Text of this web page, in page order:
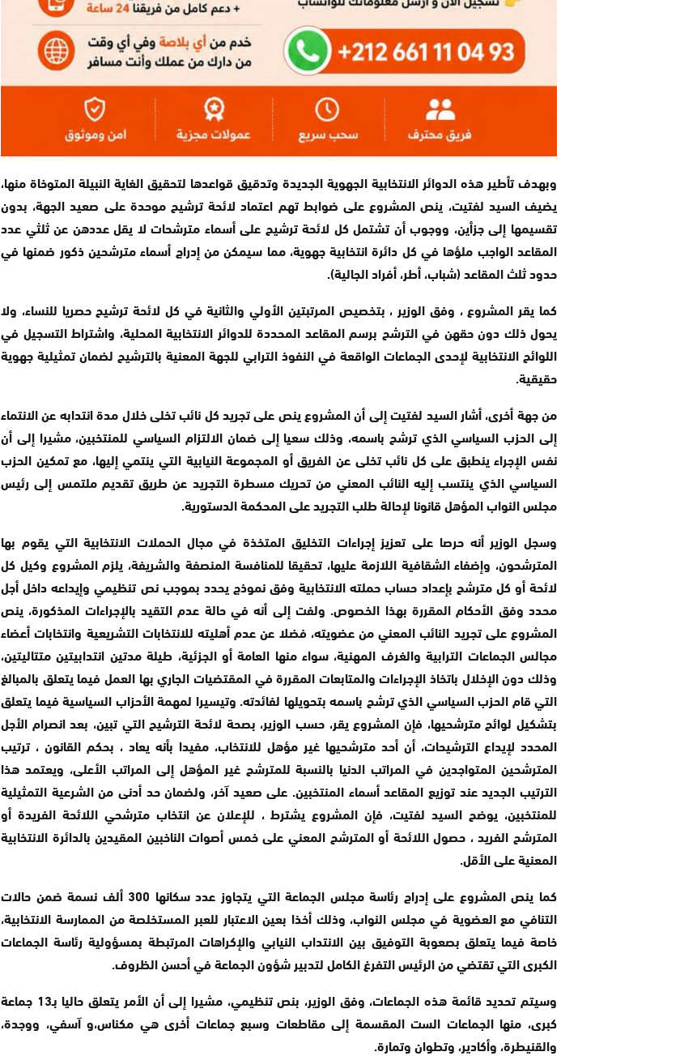
وبهدف تأطير هذه الدوائر الانتخابية الجهوية الجديدة وتدقيق قواعدها لتحقيق الغاية النبيلة المتوخاة منها،
يضيف السيد لفتيت، ينص المشروع على ضوابط تهم اعتماد لائحة ترشيح موحدة على صعيد الجهة، بدون
تقسيمها إلى جزأين، ووجوب أن تشتمل كل لائحة ترشيح على أسماء مترشحات لا يقل عددهن عن ثلثي عدد
المقاعد الواجب ملؤها في كل دائرة انتخابية جهوية، مما سيمكن من إدراج أسماء مترشحين ذكور ضمنها في
حدود ثلث المقاعد (شباب، أطر، أفراد الجالية).
كما يقر المشروع ، وفق الوزير ، بتخصيص المرتبتين الأولي والثانية في كل لائحة ترشیح حصريا للنساء، ولا
يحول ذلك دون حقهن في الترشح برسم المقاعد المحددة للدوائر الانتخابية المحلية، واشتراط التسجيل في
اللوائح الانتخابية لإحدى الجماعات الواقعة في النفوذ الترابي للجهة المعنية بالترشيح لضمان تمثيلية جهوية
حقيقية.
من جهة أخرى، أشار السيد لفتيت إلى أن المشروع ينص على تجريد كل نائب تخلى خلال مدة انتدابه عن الانتماء
إلى الحزب السیاسي الذي ترشح باسمه، وذلك سعيا إلى ضمان الالتزام السياسي للمنتخبين، مشيرا إلى أن
نفس الإجراء ينطبق على كل نائب تخلى عن الفريق أو المجموعة النیابية التي ينتمي إليها، مع تمكين الحزب
السياسي الذي ينتسب إليه النائب المعني من تحريك مسطرة التجريد عن طريق تقديم ملتمس إلى رئيس
مجلس النواب المؤهل قانونا لإحالة طلب التجريد على المحكمة الدستورية.
وسجل الوزير أنه حرصا على تعزيز إجراءات التخليق المتخذة في مجال الحملات الانتخابية التي يقوم بها
المترشحون، وإضفاء الشقافية اللازمة عليها، تحقيقا للمنافسة المنصفة والشريفة، يلزم المشروع وكيل كل
لائحة أو كل مترشح بإعداد حساب حملته الانتخابية وفق نموذج يحدد بموجب نص تنظيمي وإيداعه داخل أجل
محدد وفق الأحكام المقررة بهذا الخصوص. ولفت إلى أنه في حالة عدم التقيد بالإجراءات المذكورة، ينص
المشروع على تجريد النائب المعني من عضويته، فضلا عن عدم أهليته للانتخابات التشريعية وانتخابات أعضاء
مجالس الجماعات الترابية والغرف المهنية، سواء منها العامة أو الجزئية، طيلة مدتين انتدابيتين متتاليتين،
وذلك دون الإخلال باتخاذ الإجراءات والمتابعات المقررة في المقتضيات الجاري بها العمل فيما يتعلق بالمبالغ
التي قام الحزب السياسي الذي ترشح باسمه بتحويلها لفائدته. وتيسيرا لمهمة الأحزاب السياسية فيما يتعلق
بتشكيل لوائح مترشحيها، فإن المشروع يقر، حسب الوزير، بصحة لائحة الترشيح التي تبين، بعد انصرام الأجل
المحدد لإيداع الترشيحات، أن أحد مترشحيها غير مؤهل للانتخاب، مفيدا بأنه يعاد ، بحكم القانون ، ترتیب
المترشحين المتواجدين في المراتب الدنیا بالنسبة للمترشح غير المؤهل إلى المراتب الأعلى، ويعتمد هذا
الترتيب الجديد عند توزيع المقاعد أسماء المنتخبين. على صعيد آخر، ولضمان حد أدنى من الشرعية التمثيلية
للمنتخبين، يوضح السيد لفتيت، فإن المشروع يشترط ، للإعلان عن انتخاب مترشحي اللائحة الفريدة أو
المترشح الفريد ، حصول اللائحة أو المترشح المعني على خمس أصوات الناخبين المقيدين بالدائرة الانتخابية
المعنية على الأقل.
كما ينص المشروع على إدراج رئاسة مجلس الجماعة التي يتجاوز عدد سكانها 300 ألف نسمة ضمن حالات
التنافي مع العضوية في مجلس النواب، وذلك أخذا بعين الاعتبار للعبر المستخلصة من الممارسة الانتخابية،
خاصة فيما يتعلق بصعوبة التوفيق بين الانتداب النيابي والإكراهات المرتبطة بمسؤولية رئاسة الجماعات
الكبری التي تقتضي من الرئيس التفرغ الكامل لتدبير شؤون الجماعة في أحسن الظروف.
وسيتم تحديد قائمة هذه الجماعات، وفق الوزير، بنص تنظيمي، مشيرا إلى أن الأمر يتعلق حاليا بـ13 جماعة
كبرى، منها الجماعات الست المقسمة إلى مقاطعات وسبع جماعات أخرى هي مکناس،و آسفي، ووجدة،
والقنيطرة، وأكادير، وتطوان وتمارة.